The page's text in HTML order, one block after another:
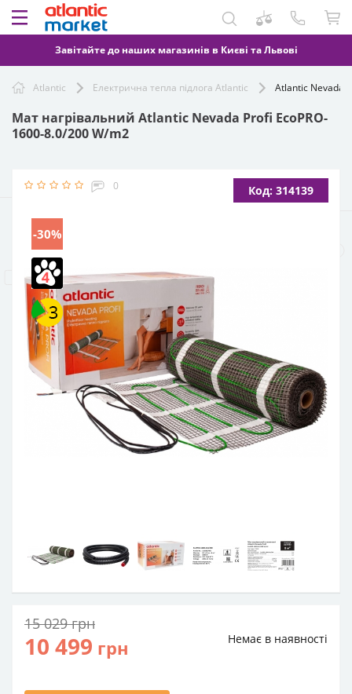
Завітайте до наших магазинів в Києві та Львові
Atlantic Електрична тепла підлога Atlantic Atlantic Nevada
Мат нагрівальний Atlantic Nevada Profi EcoPRO-
1600-8.0/200 W/m2
0 Код: 314139
-30%
Немає в наявності
10 499 грн
15 029грн